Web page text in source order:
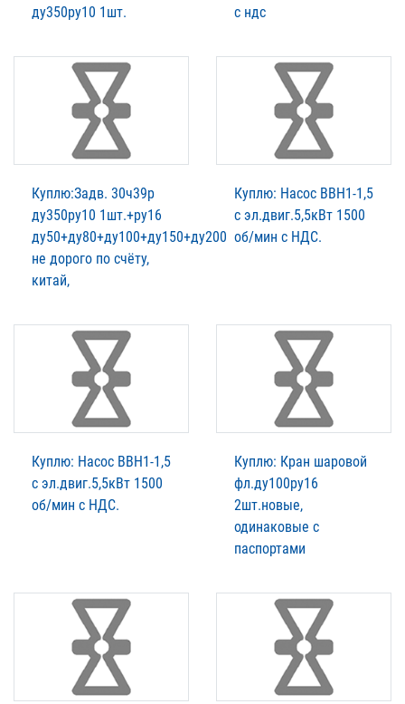
ду350ру10 1шт.
с ндс
Куплю:Задв. 30ч39р
ду350ру10 1шт.+ру16
ду50+ду80+ду100+ду150+ду200
не дорого по счёту,
китай,
Куплю: Насос ВВН1-1,5
с эл.двиг.5,5кВт 1500
об/мин с НДС.
Куплю: Насос ВВН1-1,5
с эл.двиг.5,5кВт 1500
об/мин с НДС.
Куплю: Кран шаровой
фл.ду100ру16
2шт.новые,
одинаковые с
паспортами